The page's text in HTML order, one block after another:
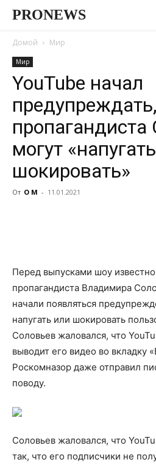
PRONEWS
Домой Мир
Мир
YouTube начал
пропагандиста
могут
шокировать»
От О М - 11.01.2021
Перед выпусками шоу
пропагандиста Владимира
начали появляться
напугать или шокировать
Соловьев жаловался, что
выводит его видео во вкладку
Роскомназор даже отправил
поводу.
Соловьев жаловался, что
так, что его подписчики не